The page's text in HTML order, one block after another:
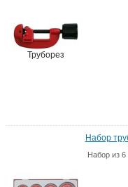
Труборез
Набор
Набор из